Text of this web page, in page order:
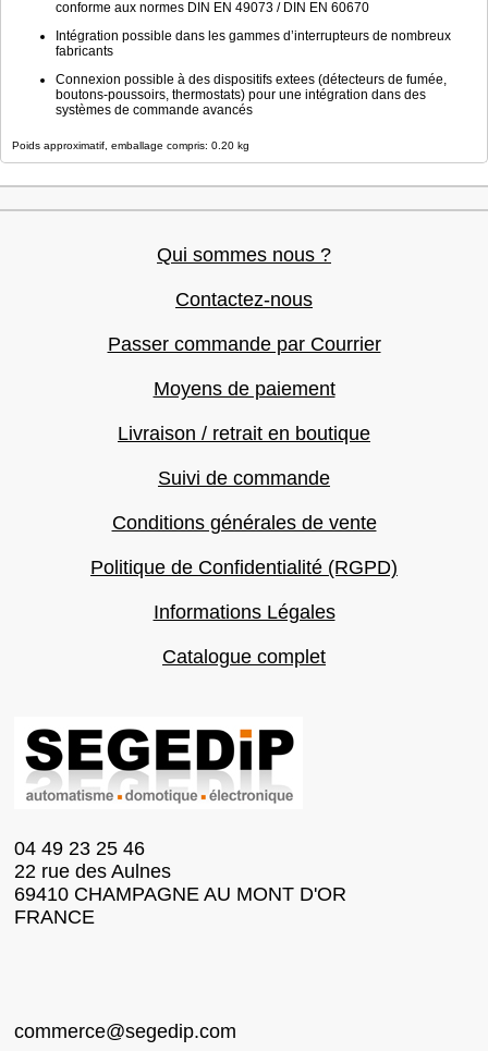
conforme aux normes DIN EN 49073 / DIN EN 60670
Intégration possible dans les gammes d’interrupteurs de nombreux
fabricants
Connexion possible à des dispositifs extees (détecteurs de fumée,
boutons-poussoirs, thermostats) pour une intégration dans des
systèmes de commande avancés
Poids approximatif, emballage compris: 0.20 kg
Qui sommes nous ?
Contactez-nous
Passer commande par Courrier
Moyens de paiement
Livraison / retrait en boutique
Suivi de commande
Conditions générales de vente
Politique de Confidentialité (RGPD)
Informations Légales
Catalogue complet
04 49 23 25 46
22 rue des Aulnes
69410 CHAMPAGNE AU MONT D'OR
FRANCE
commerce@segedip.com